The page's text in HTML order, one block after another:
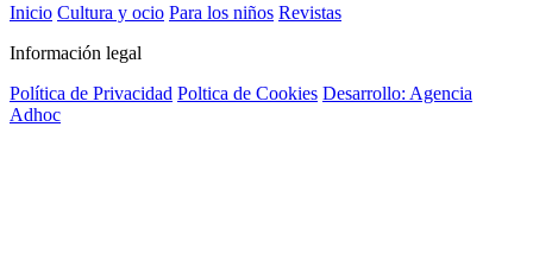
Inicio Cultura y ocio Para los niños Revistas
Información legal
Política de Privacidad Poltica de Cookies Desarrollo: Agencia
Adhoc